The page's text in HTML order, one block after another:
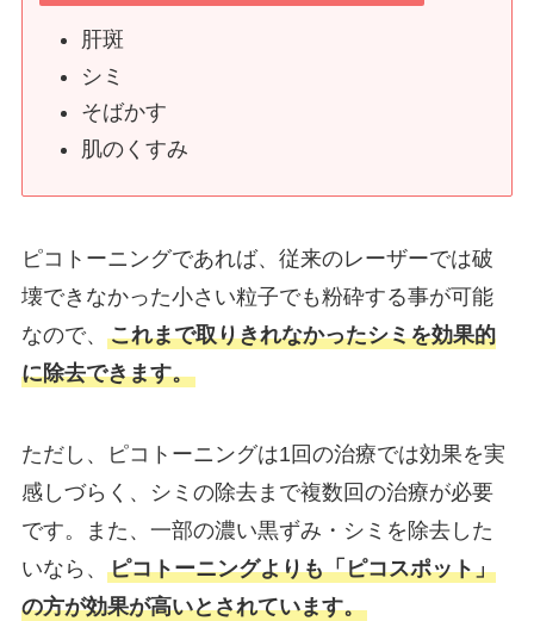
肝斑
シミ
そばかす
肌のくすみ
ピコトーニングであれば、従来のレーザーでは破
壊できなかった小さい粒子でも粉砕する事が可能
なので、 これまで取りきれなかったシミを効果的
に除去できます。
ただし、ピコトーニングは1回の治療では効果を実
感しづらく、シミの除去まで複数回の治療が必要
です。また、一部の濃い黒ずみ・シミを除去した
いなら、 ピコトーニングよりも「ピコスポット」
の方が効果が高いとされています。